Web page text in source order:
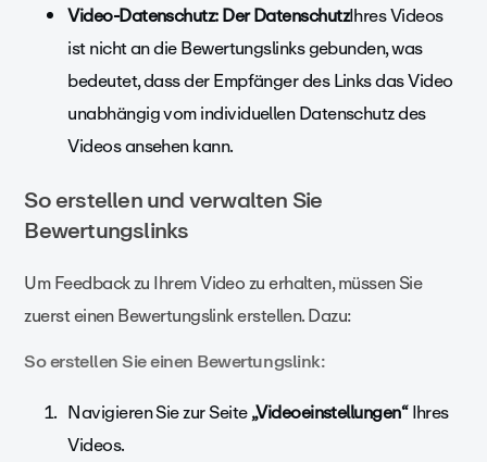
Video-Datenschutz: Der DatenschutzIhres Videos
ist nicht an die Bewertungslinks gebunden, was
bedeutet, dass der Empfänger des Links das Video
unabhängig vom individuellen Datenschutz des
Videos ansehen kann.
So erstellen und verwalten Sie
Bewertungslinks
Um Feedback zu Ihrem Video zu erhalten, müssen Sie
zuerst einen Bewertungslink erstellen. Dazu:
So erstellen Sie einen Bewertungslink:
Navigieren Sie zur Seite„Videoeinstellungen“Ihres
Videos.